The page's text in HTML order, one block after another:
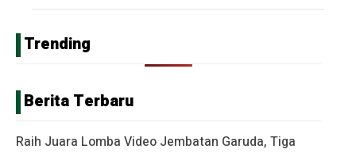
Trending
Berita Terbaru
Raih Juara Lomba Video Jembatan Garuda, Tiga